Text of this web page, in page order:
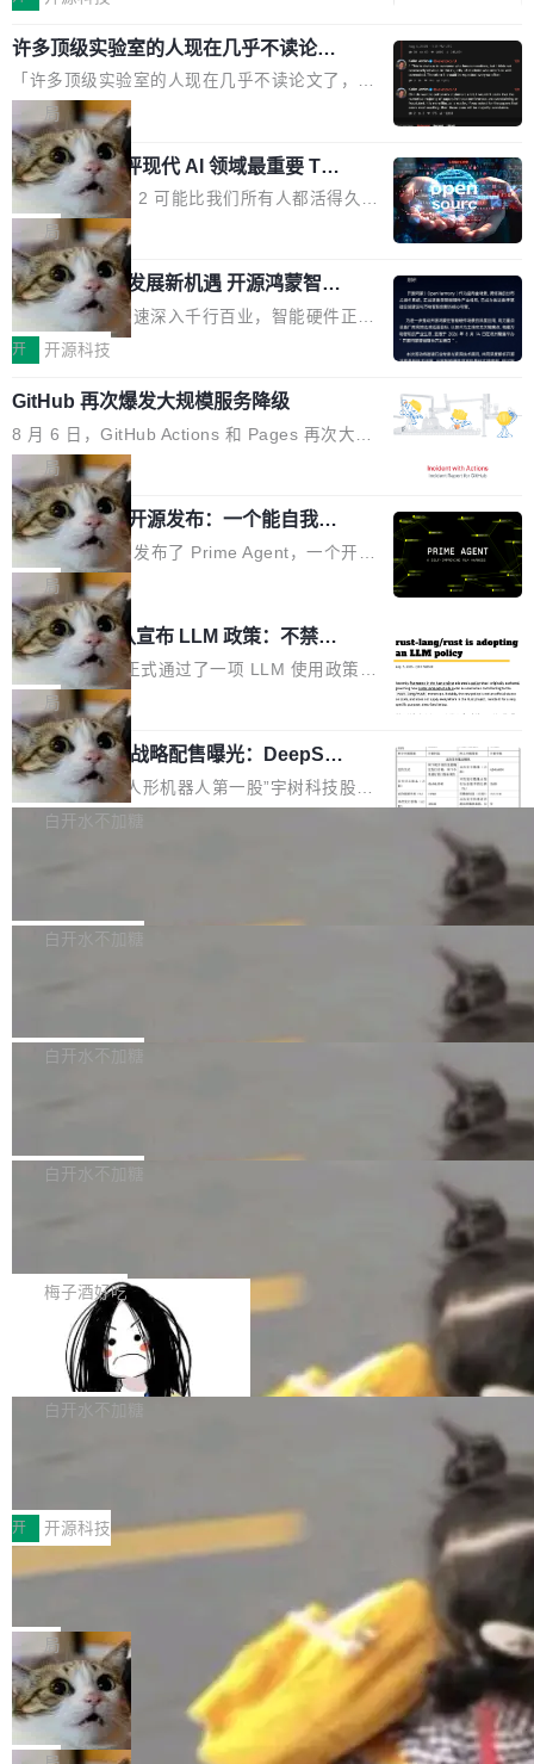
段回答。仅此而已。 这当然有用，但总觉得差点
意思。比如我在一个后台管理系统里，需要填50
个表单字段，每个字段还有联动逻辑；比如我
想...
规范，结合服务器级元件、完善供电线材与内置
实时LCD监控屏，可充分满足当下高阶PC主机
的严苛使用需求。 澎湃功率，紧凑机身 钛金雕1
600PG5 AI TOP具备强悍输出功率，同时实现
机身尺寸大幅精简。整机长度仅16厘米，属于同
功率段机身尺寸十分紧凑的1600W电源产品。小
巧机身有效提升市面主流标准A...
复合增长率达5.44%,预计2032年将突破120亿美
元。数字广告与公共关系相关服务市场更是从20
25年的8463亿美元扩张至2026年的8763亿美
元。数字的背后是一个清晰的事实——品牌对专
业化营销服务的需求从未如此迫切。 但市场扩容
的同时,服务商的竞争逻辑正在改变。2026年Top
Agency年度合辑的观察指出,“产品”这个离消费
者最近的载体,在整个品牌营销层面的权重显著变
高了。全域营销服务商的竞争正在从规模转向深
度,案例厚度、全域覆盖、多线协同...
许多顶级实验室的人现在几乎不读论文
了
「许多顶级实验室的人现在几乎不读论文了，而
且他们认为 ICLR/ICML/NeurIPS 充斥着大量过
度宣传和欺诈。」 OpenAI 研究员 Keller Jorda
n 这条推文引发了广泛讨论。他不是在说风凉
话，他是说出了一个圈内人尽皆知但很少公开捅
破的事实。 Jordan 随后补充了一句软化声明：
「我不认为这些会议上大部分论文都在过度宣传
或造假。问题是，作为读者，如果你筛选出那些
看起来最令人兴奋的论文，那它们大部分都是过
度宣传的。」 这才是真正的痛点。不是所有论文
都有问题，是最吸引眼球的那批论文最有问题。
他引用的帖子来自 Mathew Shen，一位 ICLR 2
026 的读者：「看了篇 ...
局
xAI 前工程师评现代 AI 领域最重要 Top
3 开源项目
Flash Attention 2 可能比我们所有人都活得久。
这句话不是来自某个技术博客，而是出自 Hieu
Pham 的一条推文。Hieu Pham 是谁？他是 xAI
的早期工程师之一，在 Grok 训练基础设施团队
工作过。近日他在 X 上发了一条帖子，列出了他
认为现代 AI 领域最重要的三个开源项目。 第一
理由很具体。FA 系列不需要解释，但 FA2 是他
认为最重要的一个——复杂度恰到好处，刚好能
驱动你去学 CuTe，但还没被那些"邪恶的" Hopp
er++ 优化所淹没，足够容易修改和适配。 更关
键的是 FA2 的持久性...
局
共商智能硬件发展新机遇 开源鸿蒙智能
硬件开发者日杭州站即将举行
随着万物智联加速深入千行百业，智能硬件正从
单点设备迈向智能化、网联化、协同化发展。作
鸿蒙通过统一技术底座和分布式能力，为不同类
型智能设备的开发、连接与互联提供关键支撑，
也为产业链企业探索产品创新与商业增长打开新
的空间。 8月14日，开源鸿蒙智能硬件开发者日
（OHDD：OpenHarmony Hardware Develope
r Day）将在杭州启航。活动面向智能硬件产业
链企业和开发者，邀请行业专家与资深技术顾
问，围绕开源鸿蒙技术能力、设备适配、芯片适
配、功耗与稳定性调优、兼容性测评及统一互联
等内容展开系统讲解和实战交流，帮助企业进一
步了解开源鸿蒙在智能...
开 开源科技
GitHub 再次爆发大规模服务降级
8 月 6 日，GitHub Actions 和 Pages 再次大规
模服务降级，Actions 完全不可用超过 5 小时，
webhook 停发，连自托管 runner 也因调度层故
障无法工作。Pages、Copilot code review、C
opilot coding agent 全部受影响。从检测到完全
恢复，大约 12 小时。 这是 2026 年 8 月的第六
起事故，其中四起与 AI/Copilot 服务相关。 Git
Hub 员工 kdaigle 在 HN 讨论中贴出了一组数
据：2025 年全年 10 亿次 commit。现在，每周
2.75 亿次，全年预计 140 亿次。GitHub...
局
Prime Agent 开源发布：一个能自我改
进的编程 Agent，ARC-AGI 3 超越人类
专家基线
Prime Intellect 发布了 Prime Agent，一个开源
的编程 Agent Harness，核心设计围绕两个抽
象：Recursive Language Model（RLM）和 C
ontinual Harness。在 ARC-AGI 3 基准测试
上，Prime Agent + Opus 5 的组合达到了 95.
5% RHAE Best@1，超过了 ARC 报告的人类专
家基线 95.4%。 不是又一个 coding agent 包装
器 Prime Agent 的架构和市面上大多数 coding
agent 有本质区别。大多数 agent harness 的设
计是基于早期模型的能力—...
局
Rust 项目团队宣布 LLM 政策：不禁
止，但你要承认哪些代码不是你写的
Rust 语言项目正式通过了一项 LLM 使用政策，
覆盖 rust-lang/rust 单一仓库的代码贡献。这不
是项目级别的官方立场，目前由五个团队采纳，
但它可能是主流开源项目中关于 AI 辅助贡献最
细致的一份规则。 政策的核心只有一句话：LLM
可以用来分析、提炼、审阅、建议，但不能用来
不得生成涉及安全性的关键变更，除非作者本身
局
宇树科技 IPO 战略配售曝光：DeepSe
ek 获配 93.3 万股，锁定 36 个月
8月6日晚间，“人形机器人第一股”宇树科技股份
有限公司披露IPO发行价格及战略配售结果，杭
36个月。 公告显示，本次宇树科技战略配售对
员工参与设立的专项资产管理计划。其中，Dee
获配9...
白开水不加糖
Bug fixes and enhancements 修复多次传递同
一个回归问题，该问题导致拉取镜像时会拒绝包
题，该问题可能导致在旧版 Linux 内核...
白开水不加糖
e 孵化器项目管理委员会（IPMC）投票中获得
P）！这一里程碑不仅标志着 Fluss 迈入新的发
白开水不加糖
长期停止内容更新，未能实现其作为“AI版维基百
提交的编辑请求也长期处于待处理状态。 Groki
pedia 于去年底上线，定位为由人工智能生成内
容的百科平台，被马斯克视为传统众包百科网站
维基百科的替代方案。Lawfare 调查发现，无论
热门页面还是低关注度页面，均未出现近期更
白开水不加糖
是这样的：配 MessageSource 的 Bean、写 R
eloadableResourceBundleMessageSource、
声明 LocaleResolver、注册 LocaleChangeInt
erceptor…五六步之后才能看到第一行翻译文
本。 Solon 换了个方式。整个 i18n 模块围绕三
梅子酒好吃
Apache Doris 4.1 全面增强 Iceberg：
支持 UPDATE、MERGE INTO 与 Iceb
erg V3
Apache Doris 4.1 要补齐的，正是缺失的那一
半。在已有查询能力的基础上，Doris 进一步支
常维护操作，并完整支持 Iceberg V3 格式。
白开水不加糖
村国家自主创新示范区会议中心开幕。本届大会
由中关村智联软件服务业质量创新联盟主办，以
“智构可信·质创未来——AI原生时代的质量新范
式”为主题，直面AI从实验室走向规模化产业落地
的核心质量命题。会上，《2026智能研发生产力
工具选型手册》发布，Testin云测的Testin XAge
nt智能测试系统入选AI测试领域代表产品。对CI
O而言，这提示了一个转变：AI测试正在从效率
工具升级为企业的质量基础设施。 CIO面对的新
开 开源科技
让非法状态不可表示：一篇关于 ADT
有一种东西，一旦用过就回不去了。Alex Fedos
eev 管它叫"软件设计的基石"。 他说的东西不新
鲜——代数数据类型（ADT），尤其是和类型
（sum type）。但他说清楚了一件事：这不是类
型系统的学术体操，是日常编码的思维方式。 文
章从一个简单的例子切入。一个网站的深色主题
局
Cloudflare 开源内部企业 AI 平台 Clou
dflare OS
Cloudflare 发布了一个开源项目 Cloudflare O
S。如果你只看官方博客，你会觉得这是又一